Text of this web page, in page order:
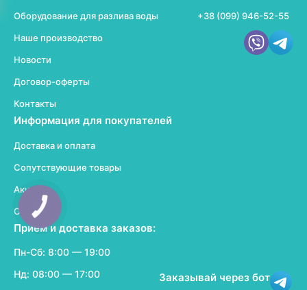
Оборудование для разлива воды
Наше производство
Новости
Договор-оферты
Контакты
Информация для покупателей
Доставка и оплата
Сопутствующие товары
Акции
Отзывы
Прием и доставка заказов:
Пн-Сб: 8:00 — 19:00
Нд: 08:00 — 17:00
Заказывай через бот
+38 (099) 946-52-55